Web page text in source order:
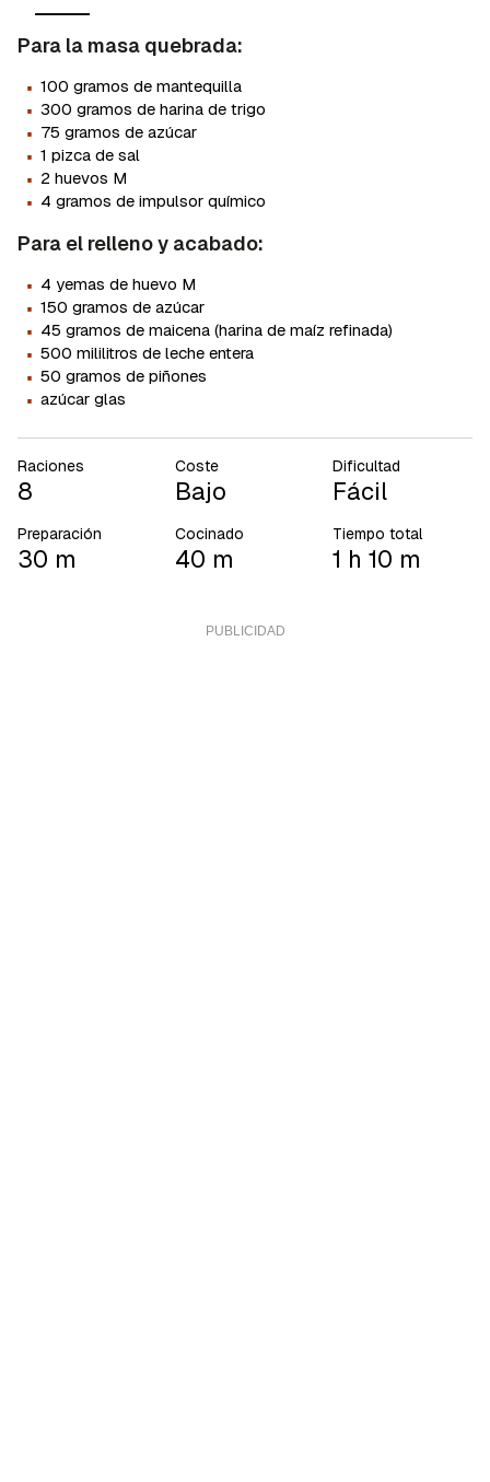
Para la masa quebrada:
· 100 gramos de mantequilla
· 300 gramos de harina de trigo
· 75 gramos de azúcar
· 1 pizca de sal
· 2 huevos M
· 4 gramos de impulsor químico
Para el relleno y acabado:
· 4 yemas de huevo M
· 150 gramos de azúcar
· 45 gramos de maicena (harina de maíz refinada)
· 500 mililitros de leche entera
· 50 gramos de piñones
· azúcar glas
Raciones
8
Coste
Bajo
Dificultad
Fácil
Preparación
30 m
Cocinado
40 m
Tiempo total
1 h 10 m